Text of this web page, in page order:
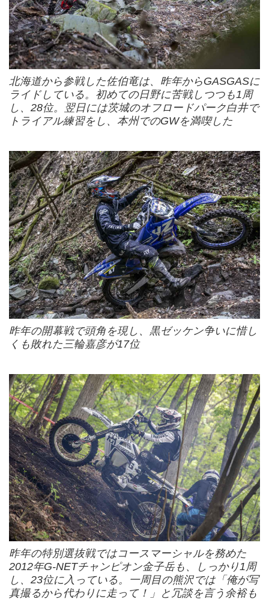
北海道から参戦した佐伯竜は、昨年からGASGASに
ライドしている。初めての日野に苦戦しつつも1周
し、28位。翌日には茨城のオフロードパーク白井で
トライアル練習をし、本州でのGWを満喫した
昨年の開幕戦で頭角を現し、黒ゼッケン争いに惜し
くも敗れた三輪嘉彦が17位
昨年の特別選抜戦ではコースマーシャルを務めた
2012年G-NETチャンピオン金子岳も、しっかり1周
し、23位に入っている。一周目の熊沢では「俺が写
真撮るから代わりに走って！」と冗談を言う余裕も